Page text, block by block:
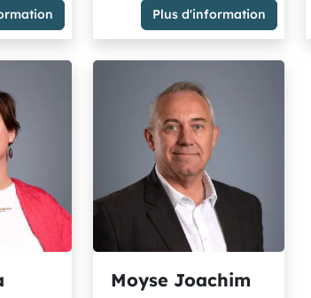
Majorité
Plus d'information
Maire de Elbeuf
aménagement du territoire
et Pôle de Proximité Val de
Membre du Bureau
Membre du Groupe Majorité
métropolitaine - socialistes
et citoyens rassemblés
Moyse Joachim